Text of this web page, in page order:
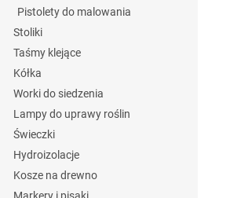
Pistolety do malowania
Stoliki
Taśmy klejące
Kółka
Worki do siedzenia
Lampy do uprawy roślin
Świeczki
Hydroizolacje
Kosze na drewno